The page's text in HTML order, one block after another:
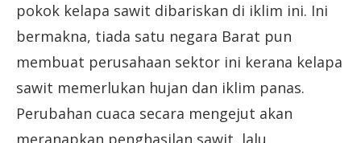
pokok kelapa sawit dibariskan di iklim ini. Ini
bermakna, tiada satu negara Barat pun
membuat perusahaan sektor ini kerana kelapa
sawit memerlukan hujan dan iklim panas.
Perubahan cuaca secara mengejut akan
meranapkan penghasilan sawit, lalu